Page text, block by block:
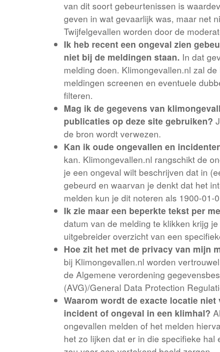
van dit soort gebeurtenissen is
geven in wat gevaarlijk was, maar net
Twijfelgevallen worden door de
Ik heb recent een ongeval zien
niet bij de meldingen staan. In dat
melding doen. Klimongevallen.nl zal
meldingen screenen en eventuele
filteren.
Mag ik de gegevens van
publicaties op deze site gebruiken?
de bron wordt verwezen.
Kan ik oude ongevallen en
kan. Klimongevallen.nl rangschikt de
je een ongeval wilt beschrijven dat in
gebeurd en waarvan je denkt dat het
melden kun je dit noteren als 1900-01-
Ik zie maar een beperkte tekst per
datum van de melding te klikken krijg
uitgebreider overzicht van een
Hoe zit het met de privacy van mijn
bij Klimongevallen.nl worden
de Algemene verordening
(AVG)/General Data Protection
Waarom wordt de exacte locatie niet
incident of ongeval in een klimhal?
ongevallen melden of het melden
het zo lijken dat er in die specifieke hal